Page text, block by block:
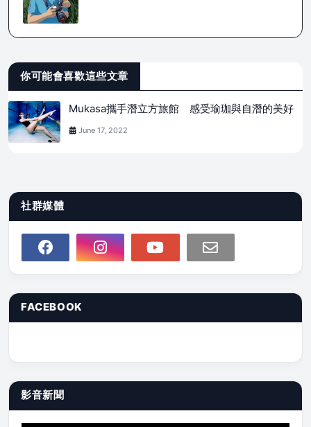
你可能會喜歡這些文章
Mukasa攜手潛立方旅館 感受瑜珈與自潛的美好
June 17, 2022
社群媒體
FACEBOOK
影音新聞